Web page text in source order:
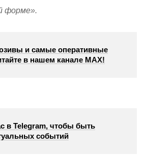
форме».
и самые оперативные
в нашем канале МАХ!
в Telegram, чтобы быть
событий